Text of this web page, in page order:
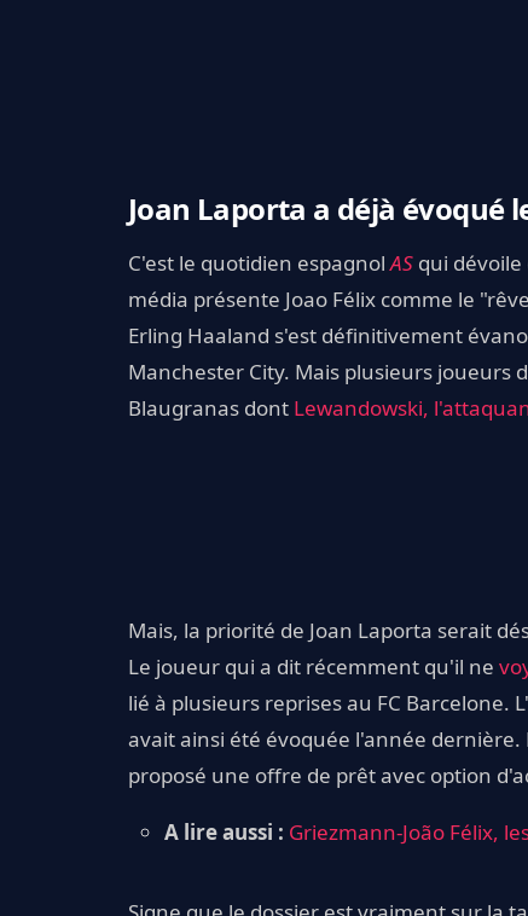
Joan Laporta a déjà évoqué
C'est le quotidien espagnolAS qui
média présente Joao Félix comme le
Erling Haaland s'est définitivement
Manchester City. Mais plusieurs joueurs
Blaugranas dont Lewandowski,
Mais, la priorité de Joan Laporta serait
Le joueur qui a dit récemment qu'il ne
lié à plusieurs reprises au FC Barcelone.
avait ainsi été évoquée l'année dernière.
proposé une offre de prêt avec option
A lire aussi : Griezmann-João Félix,